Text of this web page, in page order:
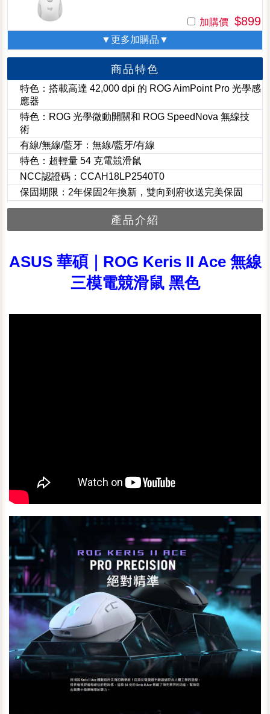
加購價 $899
▼更多加購品▼
商品特色
特色：搭載高達 42,000 dpi 的 ROG AimPoint Pro 光學感
應器
特色：ROG 光學微動開關和 ROG SpeedNova 無線技
術
有線/無線/藍牙：無線/藍牙/有線
特色：超輕量 54 克電競滑鼠
NCC認證碼：CCAH18LP2540T0
保固期限：2年保固2年換新，雙向到府收送完美保固
產品介紹
ASUS 華碩｜ROG Keris II Ace 無線
三模電競滑鼠 黑色